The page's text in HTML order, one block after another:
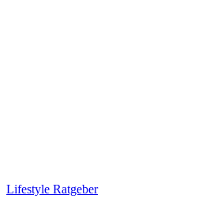
Lifestyle Ratgeber